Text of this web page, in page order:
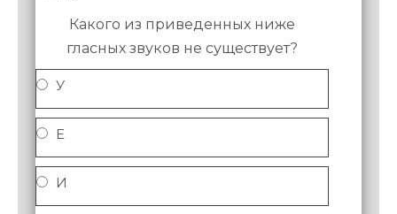
Какого из приведенных ниже
гласных звуков не существует?
У
Е
И